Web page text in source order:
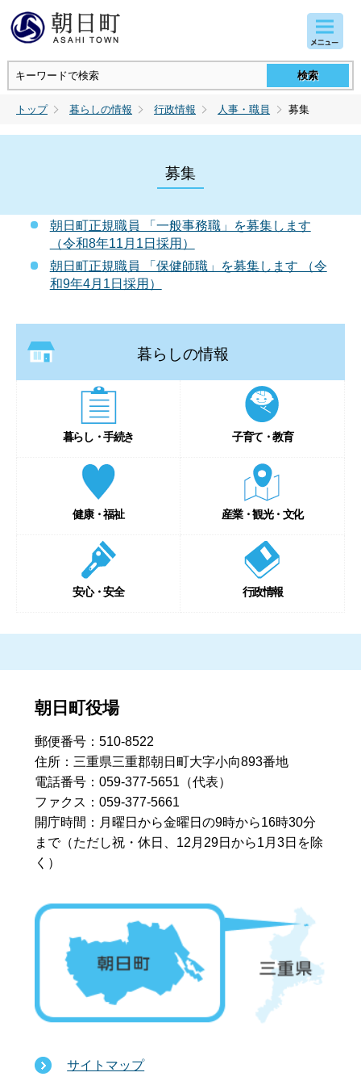
トップ 暮らしの情報 行政情報 人事・職員 募集
募集
朝日町正規職員 「一般事務職」を募集します
（令和8年11月1日採用）
朝日町正規職員 「保健師職」を募集します （令
和9年4月1日採用）
暮らしの情報
暮らし・手続き 子育て・教育
健康・福祉 産業・観光・文化
安心・安全 行政情報
朝日町役場
郵便番号：510-8522
住所：三重県三重郡朝日町大字小向893番地
電話番号：059-377-5651（代表）
ファクス：059-377-5661
開庁時間：月曜日から金曜日の9時から16時30分
まで（ただし祝・休日、12月29日から1月3日を除
く）
サイトマップ